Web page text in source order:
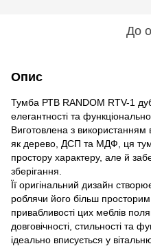
До
Опис
Тумба РТВ RANDOM RTV-1
елегантності та
Виготовлена з використанням
як дерево, ДСП та МДФ, ця
простору характеру, але й
зберігання.
Її оригінальний дизайн
роблячи його більш
привабливості цих меблів
довговічності, стильності та
ідеально вписується у